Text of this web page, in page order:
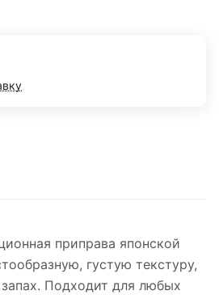
приправа японской
густую текстуру,
Подходит для любых